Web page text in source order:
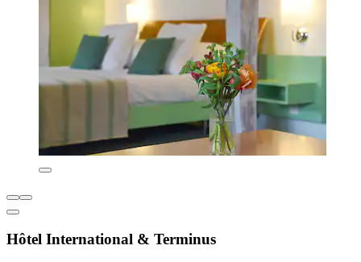
Hôtel International & Terminus